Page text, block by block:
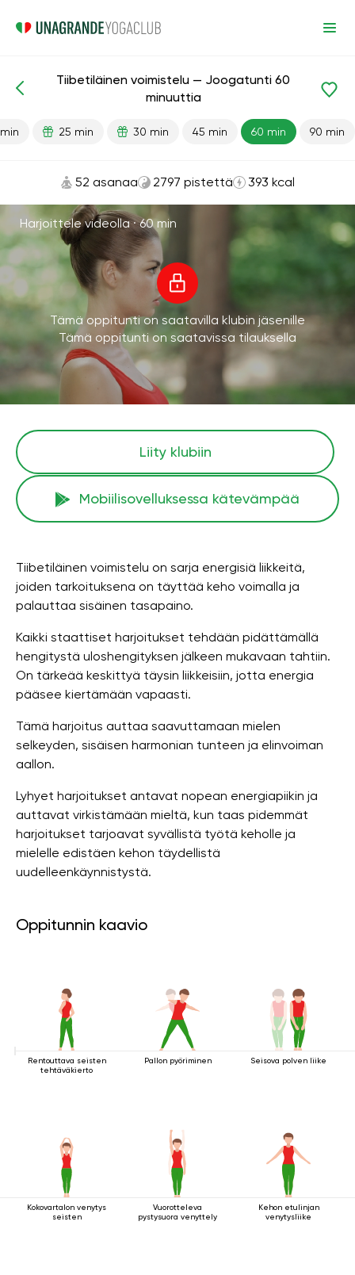
Energia
Tiibetiläinen voimistelu — Joogatunti 60
minuuttia
25 min 30 min 45 min 60 min 90 min
52 asanaa 2797 pistettä 393 kcal
Harjoittele videolla ·60 min
Tämä oppitunti on saatavilla klubin jäsenille
Tämä oppitunti on saatavissa tilauksella
Liity klubiin
Mobiilisovelluksessa kätevämpää
Tiibetiläinen voimistelu on sarja energisiä liikkeitä,
joiden tarkoituksena on täyttää keho voimalla ja
palauttaa sisäinen tasapaino.
Kaikki staattiset harjoitukset tehdään pidättämällä
hengitystä uloshengityksen jälkeen mukavaan tahtiin.
On tärkeää keskittyä täysin liikkeisiin, jotta energia
pääsee kiertämään vapaasti.
Tämä harjoitus auttaa saavuttamaan mielen
selkeyden, sisäisen harmonian tunteen ja elinvoiman
aallon.
Lyhyet harjoitukset antavat nopean energiapiikin ja
auttavat virkistämään mieltä, kun taas pidemmät
harjoitukset tarjoavat syvällistä työtä keholle ja
mielelle edistäen kehon täydellistä
uudelleenkäynnistystä.
Oppitunnin kaavio
Rentouttava seisten
tehtäväkierto
Pallon pyöriminen Seisova polven liike
Kokovartalon venytys
seisten
Vuorotteleva
pystysuora venyttely
Kehon etulinjan
venytysliike